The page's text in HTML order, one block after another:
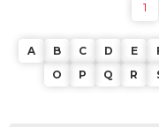
1
A B C D E
O
P Q R